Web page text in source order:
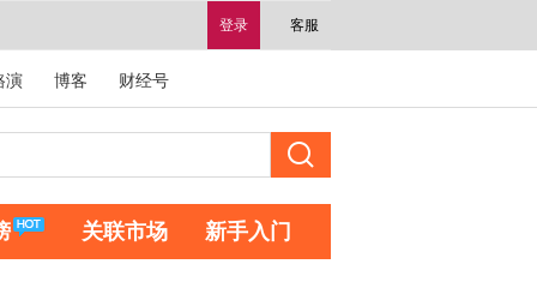
登录 客服
演 博客 财经号
关联市场 新手入门